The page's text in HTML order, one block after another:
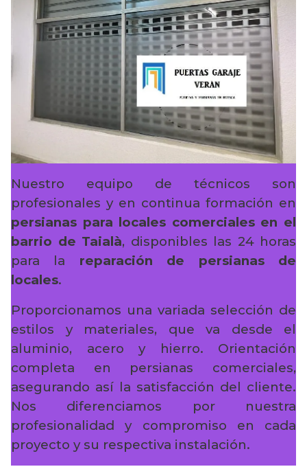
Nuestro equipo de técnicos son
profesionales y en continua formación en
persianas para locales comerciales en el
barrio de Taialà, disponibles las 24 horas
para la reparación de persianas de
locales.
Proporcionamos una variada selección de
estilos y materiales, que va desde el
aluminio, acero y hierro. Orientación
completa en persianas comerciales,
asegurando así la satisfacción del cliente.
Nos diferenciamos por nuestra
profesionalidad y compromiso en cada
proyecto y su respectiva instalación.